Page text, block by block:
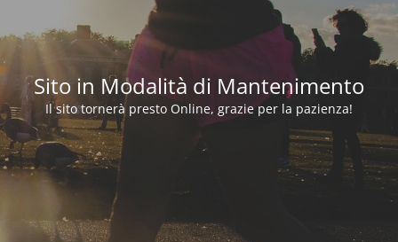
Sito in Modalità di Mantenimento
Il sito tornerà presto Online, grazie per la pazienza!